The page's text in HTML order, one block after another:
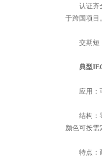
认证齐全
于跨国项目
交期短：
典型
应用：可
结构：导
颜色可按需
特点：耐